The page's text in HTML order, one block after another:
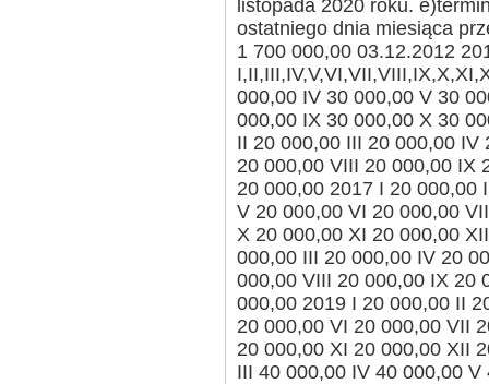
listopada 2020 roku.
ostatniego dnia miesiąca
1 700 000,00 03.12.2012
000,00 IV 30 000,00 V 30
000,00 IX 30 000,00 X 30
II 20 000,00 III 20 000,00
20 000,00 VIII 20 000,00 IX
20 000,00 2017 I 20 000,00
V 20 000,00 VI 20 000,00
X 20 000,00 XI 20 000,00
000,00 III 20 000,00 IV 20
000,00 VIII 20 000,00 IX 20
000,00 2019 I 20 000,00 II
20 000,00 VI 20 000,00 VII
20 000,00 XI 20 000,00 XII
III 40 000,00 IV 40 000,00